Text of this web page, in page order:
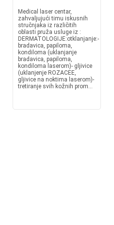
Medical laser centar,
zahvaljujući timu iskusnih
stručnjaka iz različitih
oblasti pruža usluge iz :
DERMATOLOGIJE:otklanjanje:-
bradavica, papiloma,
kondiloma (uklanjanje
bradavica, papiloma,
kondiloma laserom)- gljivice
(uklanjenje ROZACEE,
gljivice na noktima laserom)-
tretiranje svih kožnih prom...